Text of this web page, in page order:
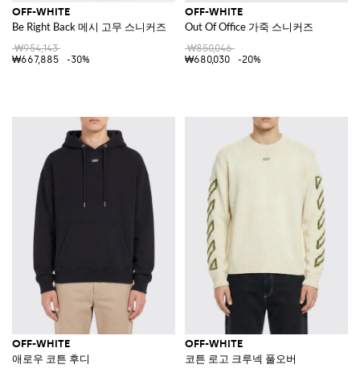
OFF-WHITE
Be Right Back 메시 고무 스니커즈
₩954,143
₩667,885
-30%
OFF-WHITE
Out Of Office 가죽 스니커즈
₩850,046
₩680,030
-20%
OFF-WHITE
애로우 코튼 후디
OFF-WHITE
코튼 로고 크루넥 풀오버